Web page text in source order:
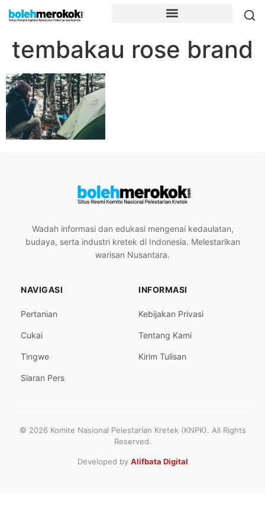
tembakau rose brand
Wadah informasi dan edukasi mengenai kedaulatan,
budaya, serta industri kretek di Indonesia. Melestarikan
warisan Nusantara.
NAVIGASI
Pertanian
Cukai
Tingwe
Siaran Pers
INFORMASI
Kebijakan Privasi
Tentang Kami
Kirim Tulisan
© 2026 Komite Nasional Pelestarian Kretek (KNPK). All Rights
Reserved.
Developed by Alifbata Digital